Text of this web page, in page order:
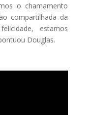
o chamamento
compartilhada da
estamos
Douglas.